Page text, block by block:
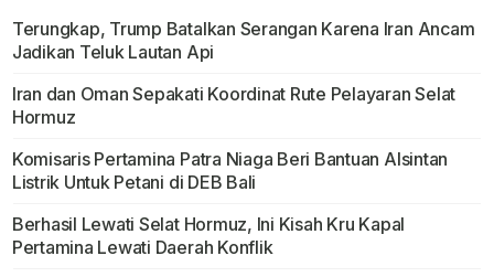
Terungkap, Trump Batalkan Serangan Karena Iran Ancam
Jadikan Teluk Lautan Api
Iran dan Oman Sepakati Koordinat Rute Pelayaran Selat
Hormuz
Komisaris Pertamina Patra Niaga Beri Bantuan Alsintan
Listrik Untuk Petani di DEB Bali
Berhasil Lewati Selat Hormuz, Ini Kisah Kru Kapal
Pertamina Lewati Daerah Konflik